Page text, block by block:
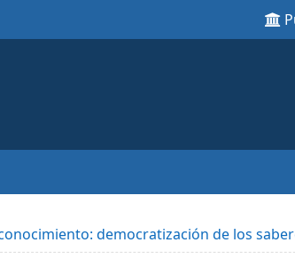
democratización de los